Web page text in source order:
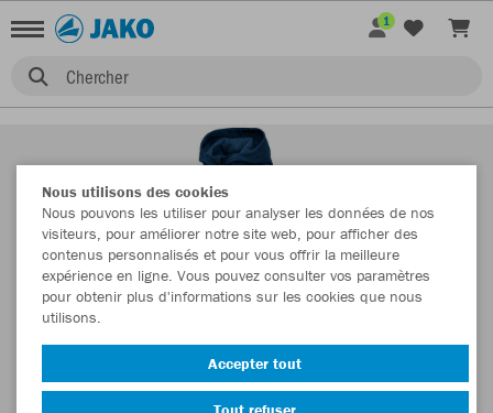
Chercher
1
Nous utilisons des cookies
Nous pouvons les utiliser pour analyser les données de nos
visiteurs, pour améliorer notre site web, pour afficher des
contenus personnalisés et pour vous offrir la meilleure
expérience en ligne. Vous pouvez consulter vos paramètres
pour obtenir plus d'informations sur les cookies que nous
utilisons.
Accepter tout